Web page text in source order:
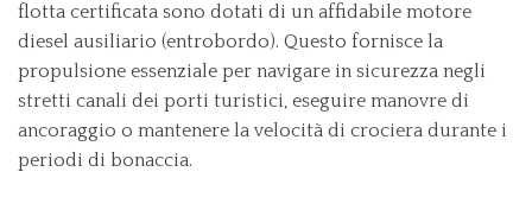
flotta certificata sono dotati di un affidabile motore
diesel ausiliario (entrobordo). Questo fornisce la
propulsione essenziale per navigare in sicurezza negli
stretti canali dei porti turistici, eseguire manovre di
ancoraggio o mantenere la velocità di crociera durante i
periodi di bonaccia.